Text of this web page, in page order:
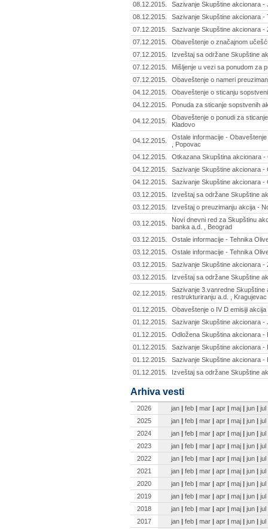
08.12.2015.
Sazivanje Skupštine akcionara -
08.12.2015.
Sazivanje Skupštine akcionara -
07.12.2015.
Sazivanje Skupštine akcionara -
07.12.2015.
Obaveštenje o značajnom
07.12.2015.
Izveštaj sa održane Skupštine
07.12.2015.
Mišljenje u vezi sa ponudom za
07.12.2015.
Obaveštenje o nameri
04.12.2015.
Obaveštenje o sticanju
04.12.2015.
Ponuda za sticanje sopstvenih
04.12.2015.
Obaveštenje o ponudi za
Kladovo
04.12.2015.
Ostale informacije -
, Popovac
04.12.2015.
Otkazana Skupština akcionara -
04.12.2015.
Sazivanje Skupštine akcionara -
04.12.2015.
Sazivanje Skupštine akcionara -
03.12.2015.
Izveštaj sa održane Skupštine
03.12.2015.
Izveštaj o preuzimanju akcija -
03.12.2015.
Novi dnevni red za Skupštinu
banka a.d. , Beograd
03.12.2015.
Ostale informacije - Tehnika
03.12.2015.
Ostale informacije - Tehnika
03.12.2015.
Sazivanje Skupštine akcionara -
03.12.2015.
Izveštaj sa održane Skupštine
02.12.2015.
Sazivanje 3.vanredne
restrukturiranju a.d. , Kragujevac
01.12.2015.
Obaveštenje o IV D emisiji
01.12.2015.
Sazivanje Skupštine akcionara -
01.12.2015.
Odložena Skupština akcionara -
01.12.2015.
Sazivanje Skupštine akcionara
01.12.2015.
Sazivanje Skupštine akcionara -
01.12.2015.
Izveštaj sa održane Skupštine
Arhiva vesti
2026 jan | feb | mar | apr | maj | jun | jul
2025
jan | feb | mar | apr | maj | jun | jul
2024
jan | feb | mar | apr | maj | jun | jul
2023
jan | feb | mar | apr | maj | jun | jul
2022
jan | feb | mar | apr | maj | jun | jul
2021
jan | feb | mar | apr | maj | jun | jul
2020
jan | feb | mar | apr | maj | jun | jul
2019
jan | feb | mar | apr | maj | jun | jul
2018
jan | feb | mar | apr | maj | jun | jul
2017
jan | feb | mar | apr | maj | jun | jul